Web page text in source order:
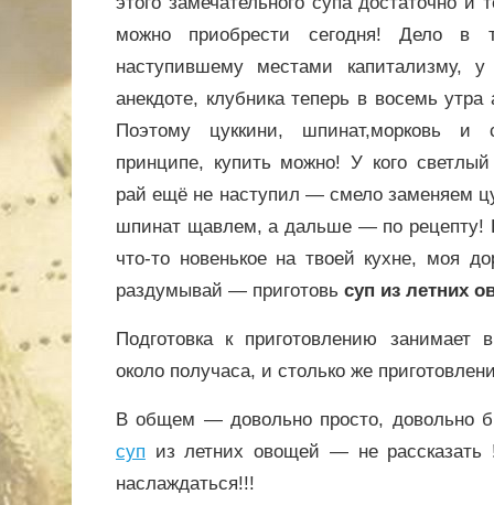
можно приобрести сегодня! Дело в
наступившему местами капитализму,
анекдоте, клубника теперь в восемь
Поэтому цуккини, шпинат,морковь и
принципе, купить можно! У кого светлый
рай ещё не наступил — смело заменяем
шпинат щавлем, а дальше — по рецепту!
что-то новенькое на твоей кухне, моя
раздумывай — приготовь суп из летних
Подготовка к приготовлению занимает
около получаса, и столько же
В общем — довольно просто, довольно
суп из летних овощей — не рассказать
наслаждаться!!!